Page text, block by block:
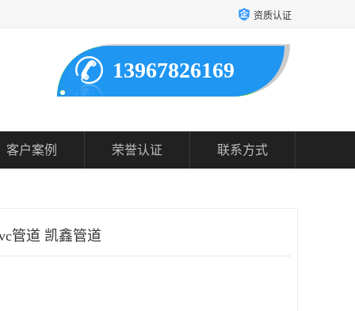
资质认证
13967826169
客户案例 荣誉认证 联系方式
管道 凯鑫管道